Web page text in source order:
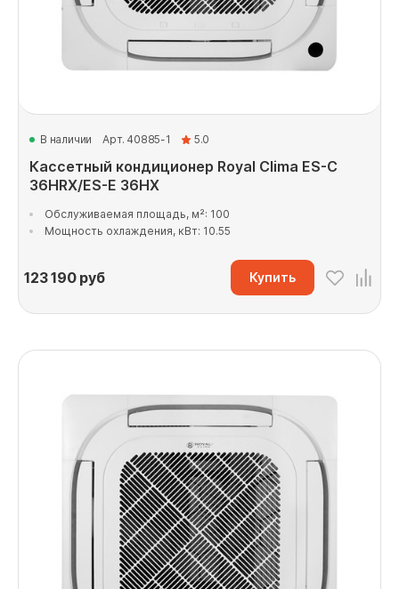
В наличии Арт. 40885-1 5.0
Кассетный кондиционер Royal Clima ES-C
36HRX/ES-E 36HX
Обслуживаемая площадь, м²: 100
Мощность охлаждения, кВт: 10.55
123 190руб Купить